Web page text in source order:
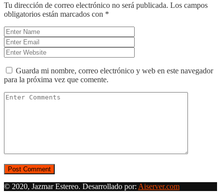
Tu dirección de correo electrónico no será publicada. Los campos
obligatorios están marcados con *
Guarda mi nombre, correo electrónico y web en este navegador
para la próxima vez que comente.
© 2020, Jazmar Estereo. Desarrollado por: Aiserver.com